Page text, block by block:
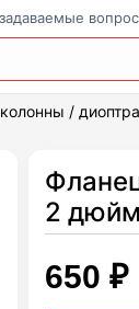
/
2
650 ₽